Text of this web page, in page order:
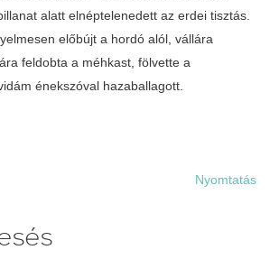
alatt elnéptelenedett az erdei tisztás.
előbújt a hordó alól, vállára
feldobta a méhkast, fölvette a
énekszóval hazaballagott.
Nyomtatás